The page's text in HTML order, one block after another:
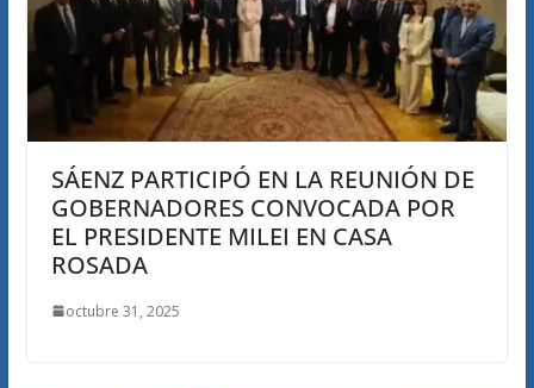
SÁENZ PARTICIPÓ EN LA REUNIÓN DE
GOBERNADORES CONVOCADA POR
EL PRESIDENTE MILEI EN CASA
ROSADA
octubre 31, 2025